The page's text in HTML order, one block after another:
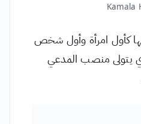
Kamala
انتخابها كأول امرأة وأول شخص
يتولى منصب المدعي